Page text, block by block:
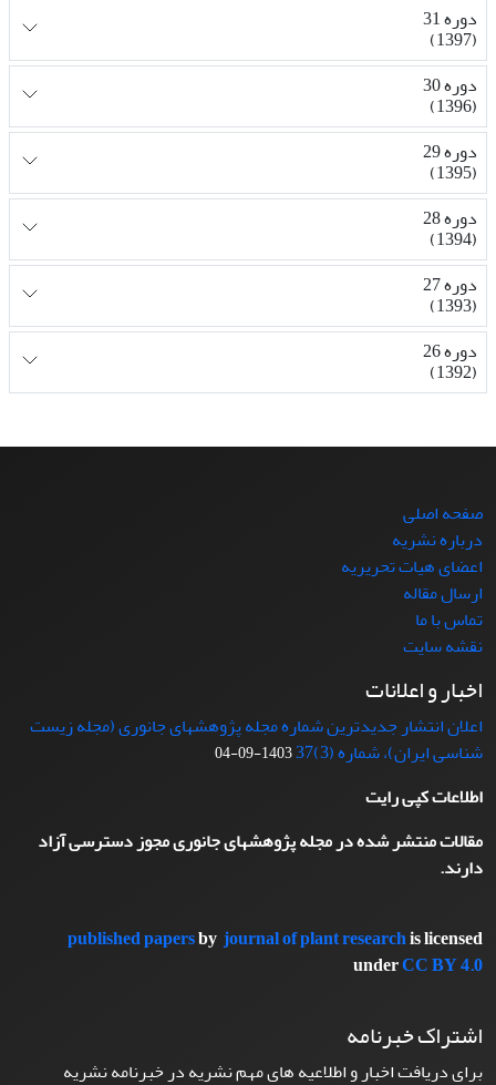
دوره 31
(1397)
دوره 30
(1396)
دوره 29
(1395)
دوره 28
(1394)
دوره 27
(1393)
دوره 26
(1392)
صفحه اصلی
درباره نشریه
اعضای هیات تحریریه
ارسال مقاله
تماس با ما
نقشه سایت
اخبار و اعلانات
اعلان انتشار جدیدترین شماره مجله پژوهشهای جانوری (مجله زیست
شناسی ایران)، شماره (3)37
1403-09-04
اطلاعات کپی رایت
مقالات منتشر شده در مجله پژوهشهای جانوری مجوز دسترسی آزاد
دارند.
published papersbyjournal of plant researchis licensed
underCC BY 4.0
اشتراک خبرنامه
برای دریافت اخبار و اطلاعیه های مهم نشریه در خبرنامه نشریه